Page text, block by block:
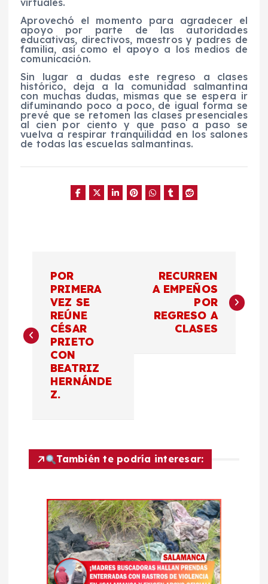
virtuales.
Aprovechó el momento para agradecer el
apoyo por parte de las autoridades
educativas, directivos, maestros y padres de
familia, así como el apoyo a los medios de
comunicación.
Sin lugar a dudas este regreso a clases
histórico, deja a la comunidad salmantina
con muchas dudas, mismas que se espera ir
difuminando poco a poco, de igual forma se
prevé que se retomen las clases presenciales
al cien por ciento y que paso a paso se
vuelva a respirar tranquilidad en los salones
de todas las escuelas salmantinas.
v
e
c
POR
PRIMERA
VEZ SE
REÚNE
CÉSAR
PRIETO
CON
BEATRIZ
HERNÁNDE
Z.
RECURREN
A EMPEÑOS
POR
REGRESO A
CLASES
También te podría interesar: